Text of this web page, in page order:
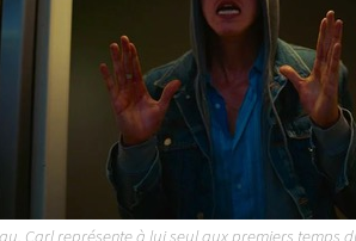
Carl représente à lui seul aux premiers temps